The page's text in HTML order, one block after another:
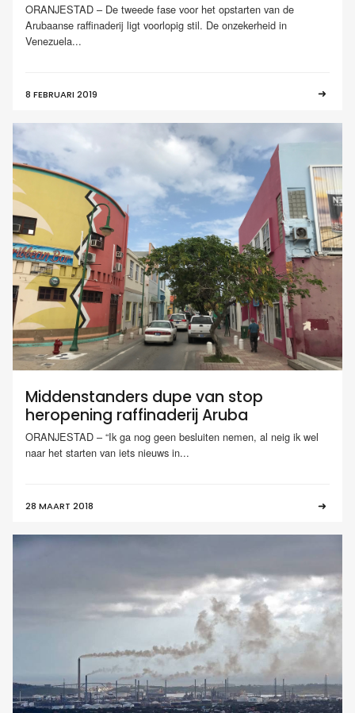
ORANJESTAD – De tweede fase voor het opstarten van de
Arubaanse raffinaderij ligt voorlopig stil. De onzekerheid in
Venezuela...
8 FEBRUARI 2019
Middenstanders dupe van stop
heropening raffinaderij Aruba
ORANJESTAD – “Ik ga nog geen besluiten nemen, al neig ik wel
naar het starten van iets nieuws in...
28 MAART 2018